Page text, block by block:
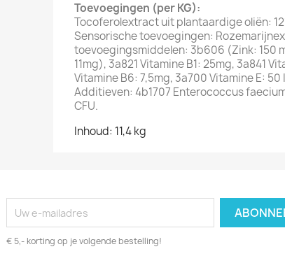
Toevoegingen (per KG):
Tocoferolextract uit plantaardige oliën:
Sensorische toevoegingen:
toevoegingsmiddelen: 3b606 (Zink: 150
11mg), 3a821 Vitamine B1: 25mg, 3a841
Vitamine B6: 7,5mg, 3a700 Vitamine E:
Additieven: 4b1707 Enterococcus
CFU.
Inhoud: 11,4 kg
€ 5,- korting op je volgende bestelling!